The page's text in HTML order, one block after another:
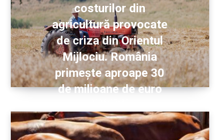
costurilor din
agricultură provocate
de criza din Orientul
Mijlociu. România
primește aproape 30
de milioane de euro